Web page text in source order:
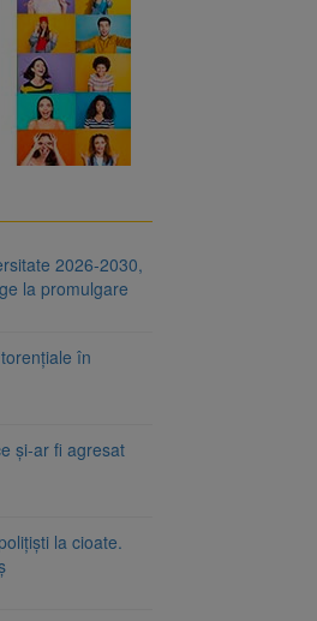
2026-2030,
la promulgare
în
și-ar fi agresat
la cioate.